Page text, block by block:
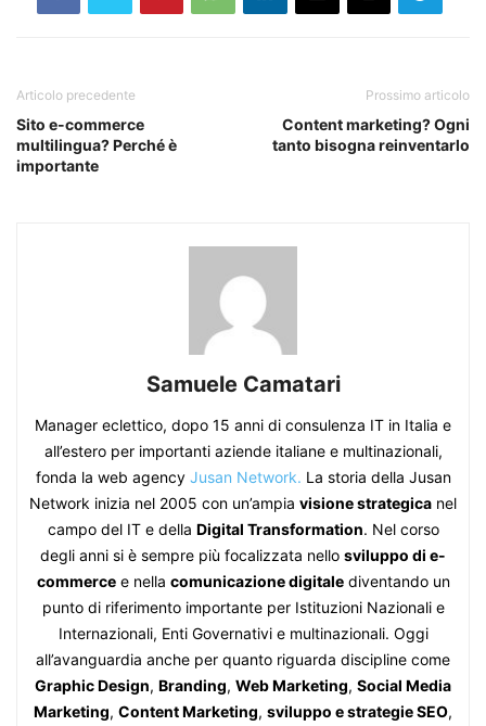
Articolo precedente
Sito e-commerce
multilingua? Perché è
importante
Prossimo articolo
Content marketing? Ogni
tanto bisogna reinventarlo
Samuele Camatari
Manager eclettico, dopo 15 anni di consulenza IT in Italia e
all’estero per importanti aziende italiane e multinazionali,
fonda la web agency Jusan Network. La storia della Jusan
Network inizia nel 2005 con un’ampia visione strategica nel
campo del IT e della Digital Transformation. Nel corso
degli anni si è sempre più focalizzata nello sviluppo di e-
commercee nella comunicazione digitalediventando un
punto di riferimento importante per Istituzioni Nazionali e
Internazionali, Enti Governativi e multinazionali. Oggi
all’avanguardia anche per quanto riguarda discipline come
Graphic Design, Branding, Web Marketing, Social Media
Marketing, Content Marketing, sviluppo e strategie SEO,